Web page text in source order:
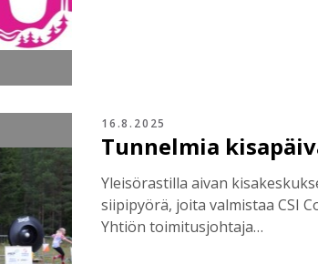
16.8.2025
Tunnelmia
Yleisörastilla aivan
siipipyörä, joita valmistaa CSI
Yhtiön toimitusjohtaja…